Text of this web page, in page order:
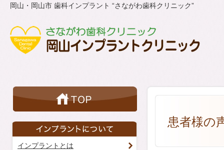
岡山・岡山市 歯科インプラント “さながわ歯科クリニック”
患者様の
インプラントとは